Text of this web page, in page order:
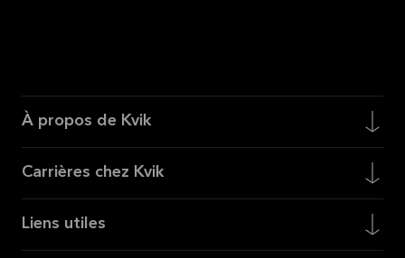
À propos de Kvik
Carrières chez Kvik
Liens utiles